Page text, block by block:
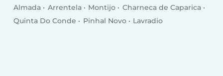
Almada
Arrentela Montijo
Charneca de Caparica
Quinta Do Conde
Pinhal Novo Lavradio